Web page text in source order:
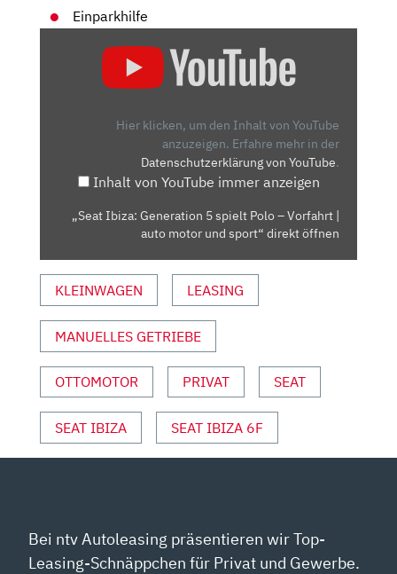
Einparkhilfe
GENERATION
VORFAHRT
UND
SPORT“
YOUTUBE
ANZEIGEN
Hier klicken, um den Inhalt von YouTube
anzuzeigen. Erfahre mehr in der
Datenschutzerklärung von YouTube.
Inhalt von YouTube immer anzeigen
„Seat Ibiza: Generation 5 spielt Polo – Vorfahrt |
auto motor und sport“ direkt öffnen
KLEINWAGEN LEASING
MANUELLES GETRIEBE
OTTOMOTOR PRIVAT SEAT
SEAT IBIZA SEAT IBIZA 6F
Bei ntv Autoleasing präsentieren wir Top-
Leasing-Schnäppchen für Privat und Gewerbe.